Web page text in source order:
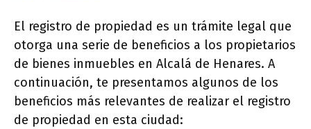
El registro de propiedad es un trámite legal que
otorga una serie de beneficios a los propietarios
de bienes inmuebles en Alcalá de Henares. A
continuación, te presentamos algunos de los
beneficios más relevantes de realizar el registro
de propiedad en esta ciudad: